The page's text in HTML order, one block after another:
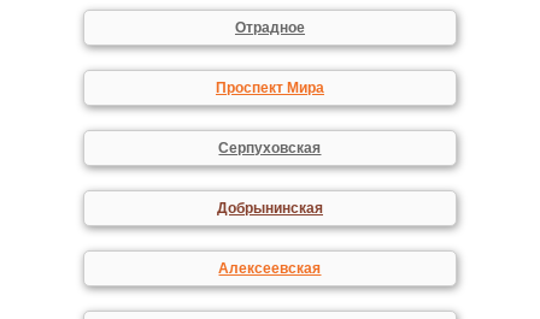
Отрадное
Проспект Мира
Серпуховская
Добрынинская
Алексеевская